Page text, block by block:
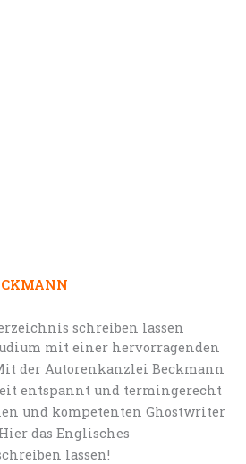
schreiben lassen
mit einer hervorragenden
der Autorenkanzlei Beckmann
entspannt und termingerecht
und kompetenten Ghostwriter
das Englisches
lassen!